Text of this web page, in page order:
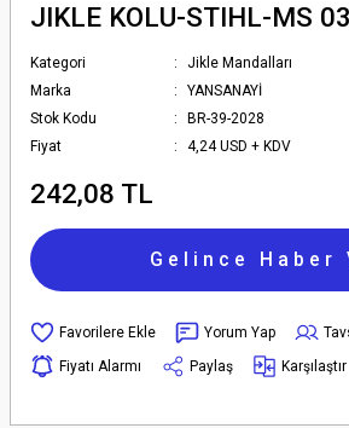
JIKLE KOLU-STIHL-MS
Kategori
Jikle Mandalları
Marka
YANSANAYİ
Stok Kodu
BR-39-2028
Fiyat
4,24 USD + KDV
242,08 TL
Gelince Haber
Yorum Yap
Fiyatı Alarmı
Paylaş Karşılaştır